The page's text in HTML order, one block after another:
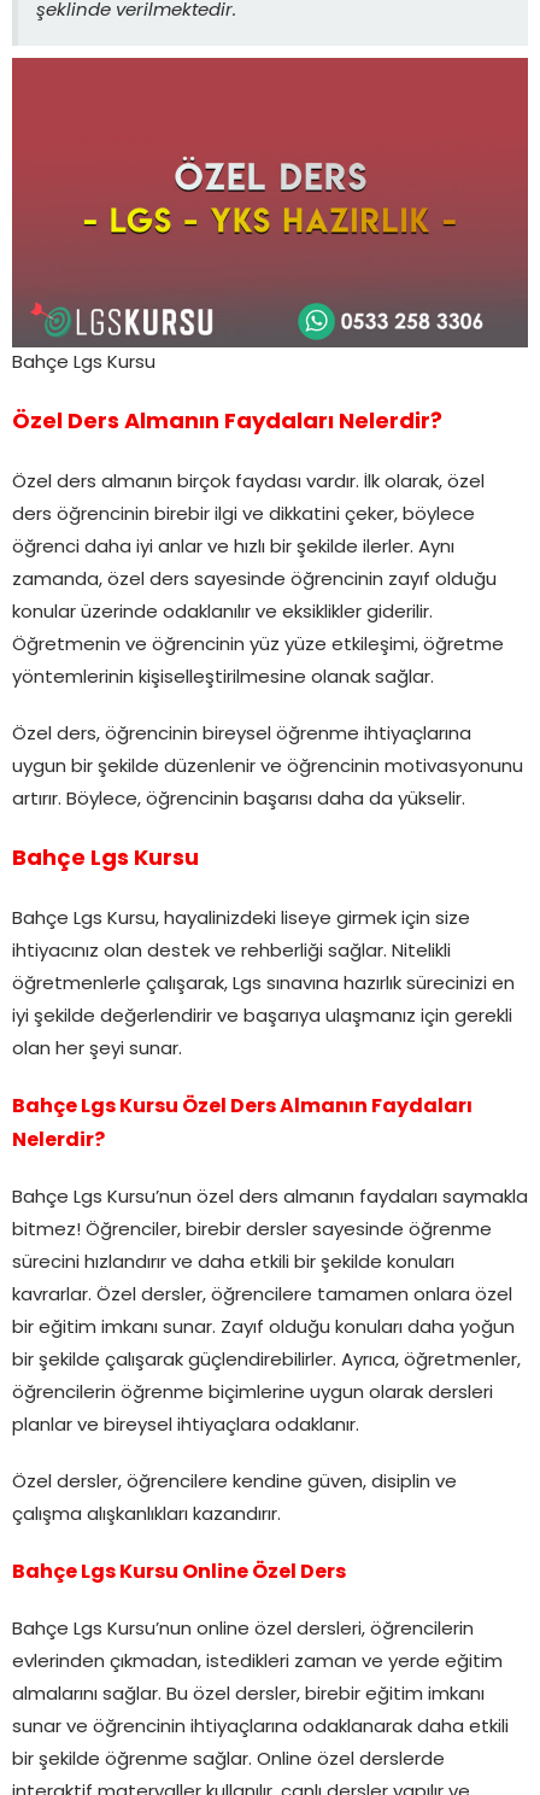
şeklinde verilmektedir.
Bahçe Lgs Kursu
Özel Ders Almanın Faydaları Nelerdir?
Özel ders almanın birçok faydası vardır. İlk olarak, özel
ders öğrencinin birebir ilgi ve dikkatini çeker, böylece
öğrenci daha iyi anlar ve hızlı bir şekilde ilerler. Aynı
zamanda, özel ders sayesinde öğrencinin zayıf olduğu
konular üzerinde odaklanılır ve eksiklikler giderilir.
Öğretmenin ve öğrencinin yüz yüze etkileşimi, öğretme
yöntemlerinin kişiselleştirilmesine olanak sağlar.
Özel ders, öğrencinin bireysel öğrenme ihtiyaçlarına
uygun bir şekilde düzenlenir ve öğrencinin motivasyonunu
artırır. Böylece, öğrencinin başarısı daha da yükselir.
Bahçe Lgs Kursu
Bahçe Lgs Kursu, hayalinizdeki liseye girmek için size
ihtiyacınız olan destek ve rehberliği sağlar. Nitelikli
öğretmenlerle çalışarak, Lgs sınavına hazırlık sürecinizi en
iyi şekilde değerlendirir ve başarıya ulaşmanız için gerekli
olan her şeyi sunar.
Bahçe Lgs Kursu Özel Ders Almanın Faydaları
Nelerdir?
Bahçe Lgs Kursu’nun özel ders almanın faydaları saymakla
bitmez! Öğrenciler, birebir dersler sayesinde öğrenme
sürecini hızlandırır ve daha etkili bir şekilde konuları
kavrarlar. Özel dersler, öğrencilere tamamen onlara özel
bir eğitim imkanı sunar. Zayıf olduğu konuları daha yoğun
bir şekilde çalışarak güçlendirebilirler. Ayrıca, öğretmenler,
öğrencilerin öğrenme biçimlerine uygun olarak dersleri
planlar ve bireysel ihtiyaçlara odaklanır.
Özel dersler, öğrencilere kendine güven, disiplin ve
çalışma alışkanlıkları kazandırır.
Bahçe Lgs Kursu Online Özel Ders
Bahçe Lgs Kursu’nun online özel dersleri, öğrencilerin
evlerinden çıkmadan, istedikleri zaman ve yerde eğitim
almalarını sağlar. Bu özel dersler, birebir eğitim imkanı
sunar ve öğrencinin ihtiyaçlarına odaklanarak daha etkili
bir şekilde öğrenme sağlar. Online özel derslerde